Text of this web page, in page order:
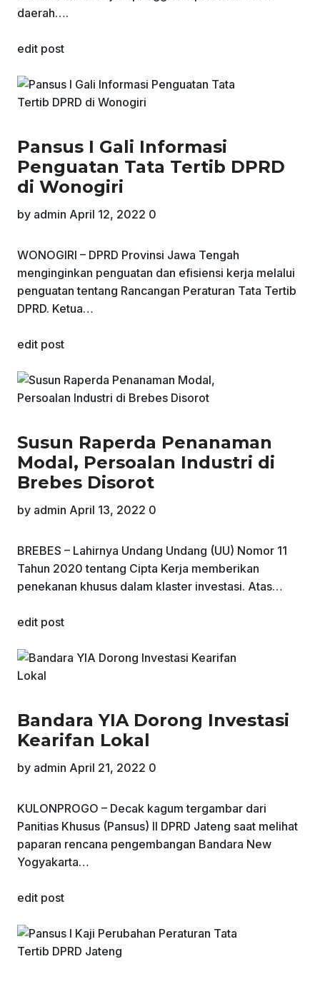
daerah….
edit post
Pansus I Gali Informasi
Penguatan Tata Tertib DPRD
di Wonogiri
by admin April 12, 2022 0
WONOGIRI – DPRD Provinsi Jawa Tengah
menginginkan penguatan dan efisiensi kerja melalui
penguatan tentang Rancangan Peraturan Tata Tertib
DPRD. Ketua…
edit post
Susun Raperda Penanaman
Modal, Persoalan Industri di
Brebes Disorot
by admin April 13, 2022 0
BREBES – Lahirnya Undang Undang (UU) Nomor 11
Tahun 2020 tentang Cipta Kerja memberikan
penekanan khusus dalam klaster investasi. Atas…
edit post
Bandara YIA Dorong Investasi
Kearifan Lokal
by admin April 21, 2022 0
KULONPROGO – Decak kagum tergambar dari
Panitias Khusus (Pansus) II DPRD Jateng saat melihat
paparan rencana pengembangan Bandara New
Yogyakarta…
edit post